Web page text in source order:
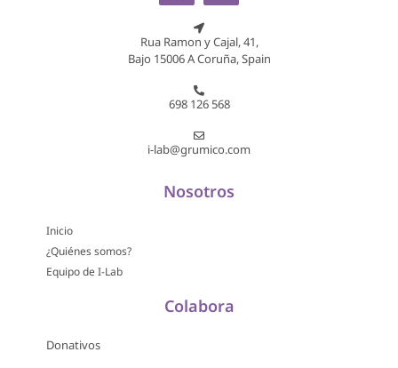
Rua Ramon y Cajal, 41,
Bajo 15006 A Coruña, Spain
698 126 568
i-lab@grumico.com
Nosotros
Inicio
¿Quiénes somos?
Equipo de I-Lab
Colabora
Donativos